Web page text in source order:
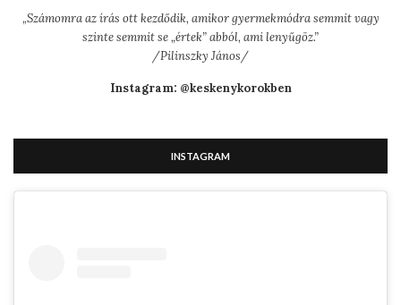
„Számomra az írás ott kezdődik, amikor gyermekmódra semmit vagy
szinte semmit se „értek” abból, ami lenyűgöz.”
/Pilinszky János/
Instagram: @keskenykorokben
INSTAGRAM